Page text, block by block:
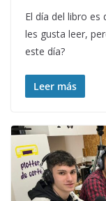
El día del libro
les gusta leer,
este día?
Leer más